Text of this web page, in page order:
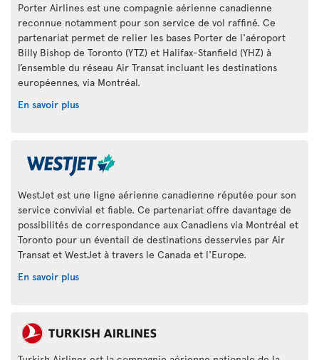
Porter Airlines est une compagnie aérienne canadienne
reconnue notamment pour son service de vol raffiné. Ce
partenariat permet de relier les bases Porter de l'aéroport
Billy Bishop de Toronto (YTZ) et Halifax-Stanfield (YHZ) à
l’ensemble du réseau Air Transat incluant les destinations
européennes, via Montréal.
En savoir plus
WestJet est une ligne aérienne canadienne réputée pour son
service convivial et fiable. Ce partenariat offre davantage de
possibilités de correspondance aux Canadiens via Montréal et
Toronto pour un éventail de destinations desservies par Air
Transat et WestJet à travers le Canada et l'Europe.
En savoir plus